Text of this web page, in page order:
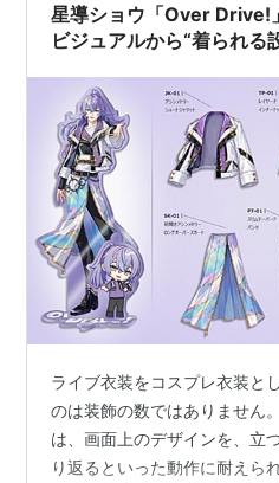
星導ショウ「Over Drive!
ビジュアルから“着られる
ライブ衣装をコスプレ衣装と
のは装飾の数ではありません
は、画面上のデザインを、立
り返るといった動作に耐えら